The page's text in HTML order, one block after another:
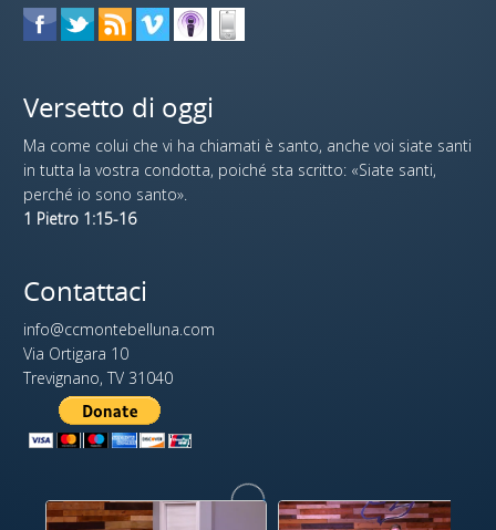
Versetto di oggi
Ma come colui che vi ha chiamati è santo, anche voi siate santi
in tutta la vostra condotta, poiché sta scritto: «Siate santi,
perché io sono santo».
1 Pietro 1:15-16
Contattaci
info@ccmontebelluna.com
Via Ortigara 10
Trevignano, TV 31040